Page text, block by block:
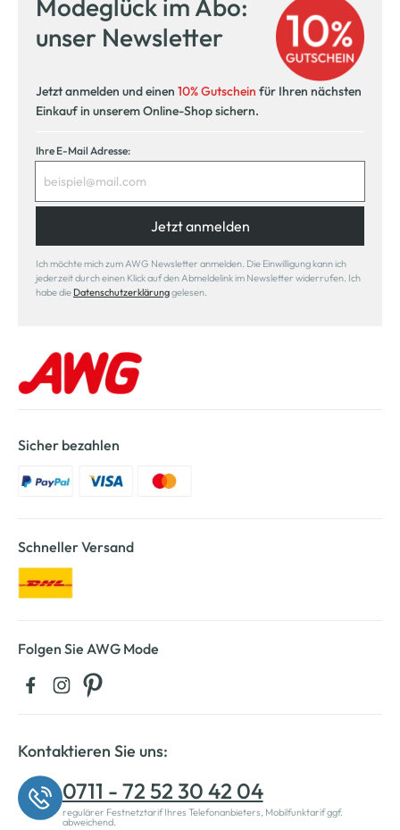
Kostenlose Filiallieferung
in Ihre Wunschfiliale
Modeglück im Abo:
unser Newsletter
Jetzt anmelden und einen 10% Gutschein für Ihren nächsten
Einkauf in unserem Online-Shop sichern.
Ihre E-Mail Adresse:
Jetzt anmelden
Ich möchte mich zum AWG Newsletter anmelden. Die Einwilligung kann ich
jederzeit durch einen Klick auf den Abmeldelink im Newsletter widerrufen. Ich
habe die Datenschutzerklärunggelesen.
Sicher bezahlen
Schneller Versand
Folgen Sie AWG Mode
Kontaktieren Sie uns:
0711 - 72 52 30 42 04
regulärer Festnetztarif Ihres Telefonanbieters, Mobilfunktarif ggf.
abweichend.